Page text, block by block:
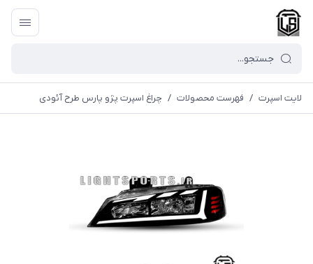
لایت اسپرت / فهرست محصولات / چراغ اسپرت پژو پارس طرح آئودی